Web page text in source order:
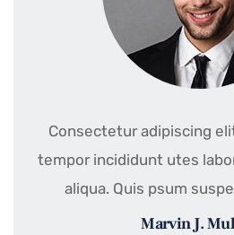
Consectetur adipiscing
tempor incididunt utes
aliqua. Quis psum
Marvin J.